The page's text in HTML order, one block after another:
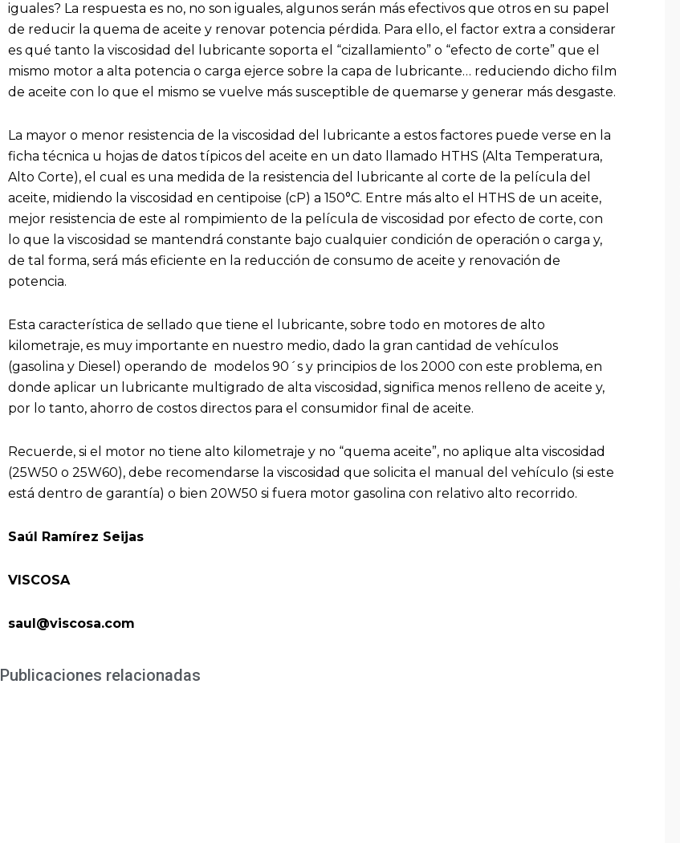
iguales? La respuesta es no, no son iguales, algunos serán más efectivos que otros en su papel
de reducir la quema de aceite y renovar potencia pérdida. Para ello, el factor extra a considerar
es qué tanto la viscosidad del lubricante soporta el “cizallamiento” o “efecto de corte” que el
mismo motor a alta potencia o carga ejerce sobre la capa de lubricante… reduciendo dicho film
de aceite con lo que el mismo se vuelve más susceptible de quemarse y generar más desgaste.
La mayor o menor resistencia de la viscosidad del lubricante a estos factores puede verse en la
ficha técnica u hojas de datos típicos del aceite en un dato llamado HTHS (Alta Temperatura,
Alto Corte), el cual es una medida de la resistencia del lubricante al corte de la película del
aceite, midiendo la viscosidad en centipoise (cP) a 150°C. Entre más alto el HTHS de un aceite,
mejor resistencia de este al rompimiento de la película de viscosidad por efecto de corte, con
lo que la viscosidad se mantendrá constante bajo cualquier condición de operación o carga y,
de tal forma, será más eficiente en la reducción de consumo de aceite y renovación de
potencia.
Esta característica de sellado que tiene el lubricante, sobre todo en motores de alto
kilometraje, es muy importante en nuestro medio, dado la gran cantidad de vehículos
(gasolina y Diesel) operando de modelos 90´s y principios de los 2000 con este problema, en
donde aplicar un lubricante multigrado de alta viscosidad, significa menos relleno de aceite y,
por lo tanto, ahorro de costos directos para el consumidor final de aceite.
Recuerde, si el motor no tiene alto kilometraje y no “quema aceite”, no aplique alta viscosidad
(25W50 o 25W60), debe recomendarse la viscosidad que solicita el manual del vehículo (si este
está dentro de garantía) o bien 20W50 si fuera motor gasolina con relativo alto recorrido.
Saúl Ramírez Seijas
VISCOSA
saul@viscosa.com
Publicaciones relacionadas